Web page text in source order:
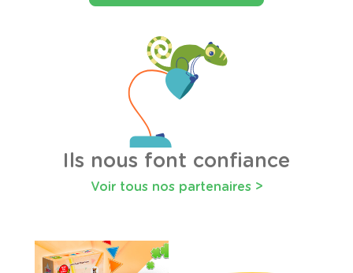
Ils nous font confiance
Voir tous nos partenaires >